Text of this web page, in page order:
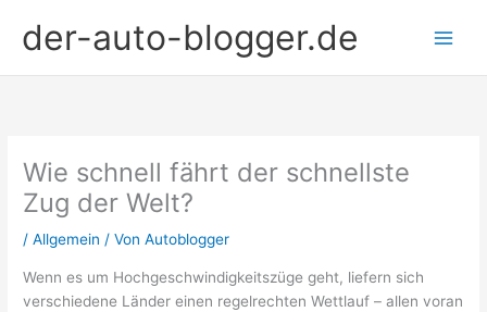
Inhaltder-auto-blogger.de
Wie schnell fährt der schnellste
Zug der Welt?
/Allgemein / VonAutoblogger
Wenn es um Hochgeschwindigkeitszüge geht, liefern sich
verschiedene Länder einen regelrechten Wettlauf – allen voran